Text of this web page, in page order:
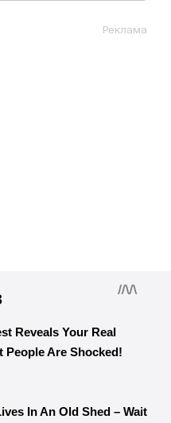
Реклама